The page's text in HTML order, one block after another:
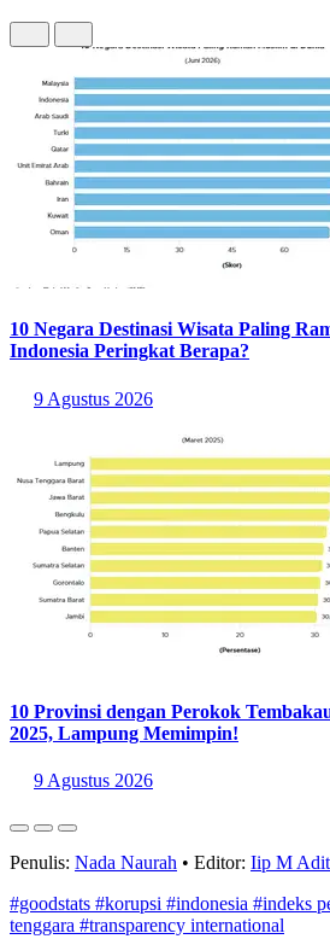
10 Negara Destinasi Wisata Paling
Indonesia Peringkat Berapa?
9 Agustus 2026
10 Provinsi dengan Perokok
2025, Lampung Memimpin!
9 Agustus 2026
Penulis: Nada Naurah • Editor: Iip M
#goodstats #korupsi #indonesia #indeks
tenggara #transparency international